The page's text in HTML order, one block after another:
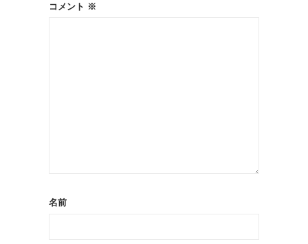
コメント ※
名前